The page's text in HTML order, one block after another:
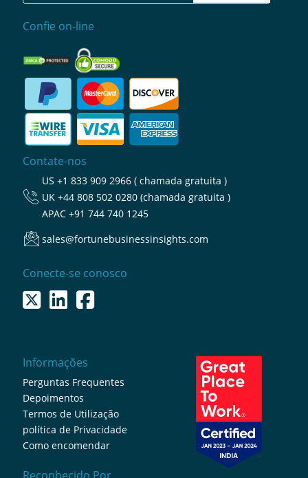
Confie on-line
Contate-nos
US +1 833 909 2966 ( chamada gratuita )
UK +44 808 502 0280 (chamada gratuita )
APAC +91 744 740 1245
sales@fortunebusinessinsights.com
Conecte-se conosco
Informações
Perguntas Frequentes
Depoimentos
Termos de Utilização
política de Privacidade
Como encomendar